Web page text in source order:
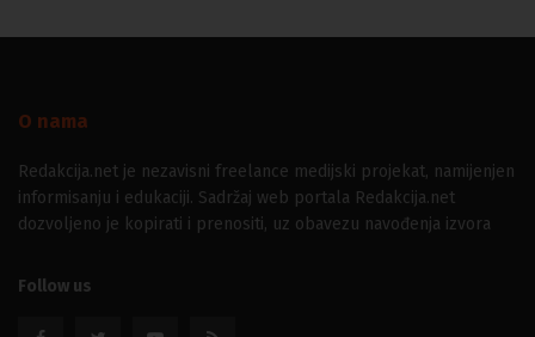
O nama
Redakcija.net je nezavisni freelance medijski projekat, namijenjen
informisanju i edukaciji. Sadržaj web portala Redakcija.net
dozvoljeno je kopirati i prenositi, uz obavezu navođenja izvora
Follow us